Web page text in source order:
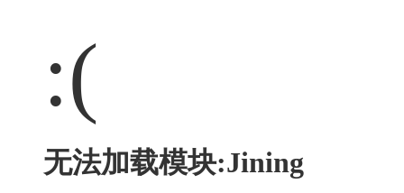
:(
无法加载模块:Jining